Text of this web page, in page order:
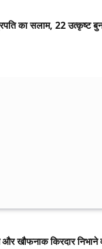
का सलाम, 22 उत्कृष्ट
खौफनाक किरदार निभाने